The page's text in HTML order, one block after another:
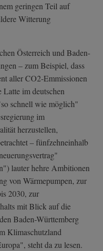
geringen Teil auf
Witterung
Österreich und Baden-
– zum Beispiel, dass
aller CO2-Emmissionen
im deutschen
schnell wie möglich"
im
herzustellen,
– fünfzehneinhalb
lauter hehre Ambitionen
von Wärmepumpen, zur
2030, zur
mit Blick auf die
Baden-Württemberg
Klimaschutzland
steht da zu lesen.